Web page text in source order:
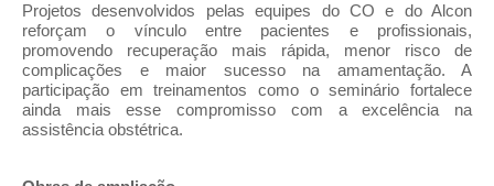
Projetos desenvolvidos pelas equipes do CO e do Alcon
reforçam o vínculo entre pacientes e profissionais,
promovendo recuperação mais rápida, menor risco de
complicações e maior sucesso na amamentação. A
participação em treinamentos como o seminário fortalece
ainda mais esse compromisso com a excelência na
assistência obstétrica.